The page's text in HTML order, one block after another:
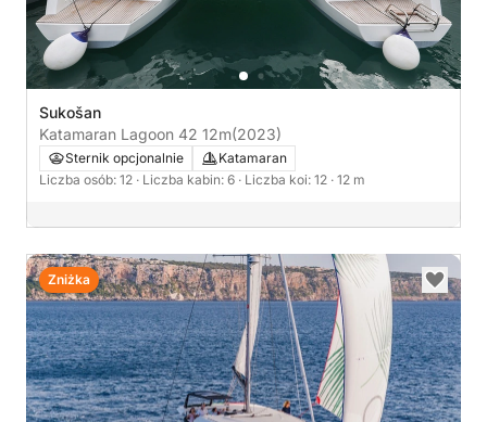
Sukošan
Katamaran Lagoon 42 12m(2023)
Sternik opcjonalnie
Katamaran
Liczba osób: 12 · Liczba kabin: 6 · Liczba koi: 12 · 12 m
Zniżka